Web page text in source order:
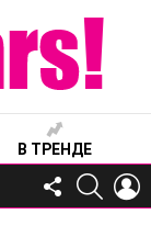
В ТРЕНДЕ
FOLLOW
US